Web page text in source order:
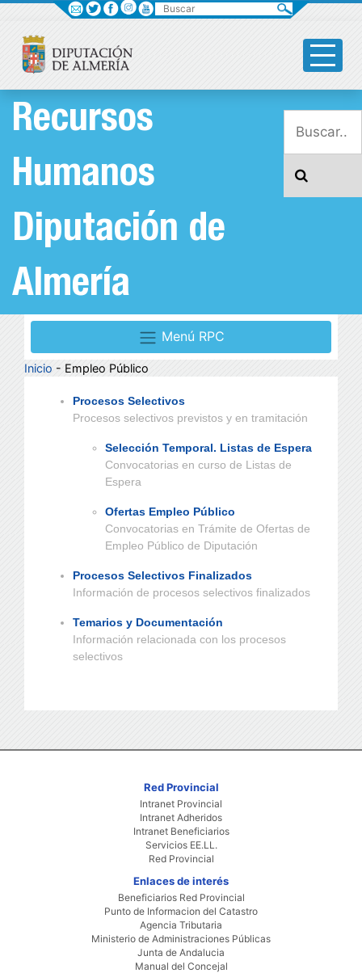
Buscar
Recursos
Humanos
Diputación de
Almería
Menú RPC
Inicio - Empleo Público
Procesos Selectivos
Procesos selectivos previstos y en tramitación
Selección Temporal. Listas de Espera
Convocatorias en curso de Listas de
Espera
Ofertas Empleo Público
Convocatorias en Trámite de Ofertas de
Empleo Público de Diputación
Procesos Selectivos Finalizados
Información de procesos selectivos finalizados
Temarios y Documentación
Información relacionada con los procesos
selectivos
Red Provincial
Intranet Provincial
Intranet Adheridos
Intranet Beneficiarios
Servicios EE.LL.
Red Provincial
Enlaces de interés
Beneficiarios Red Provincial
Punto de Informacion del Catastro
Agencia Tributaria
Ministerio de Administraciones Públicas
Junta de Andalucia
Manual del Concejal